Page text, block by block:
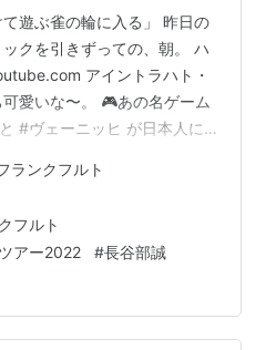
て遊ぶ雀の輪に入る」 昨日の
クを引きずっての、朝。 ハ
アイントラハト・
愛いな〜。 🎮あの名ゲーム
#ヴェーニッヒ が日本人に
デ日本 | #ブンデスリーガジ
トラハト | #フランクフルト
jnvovTQNhZ — Eintracht
ランクフルト
フルト
アー2022 #長谷部誠